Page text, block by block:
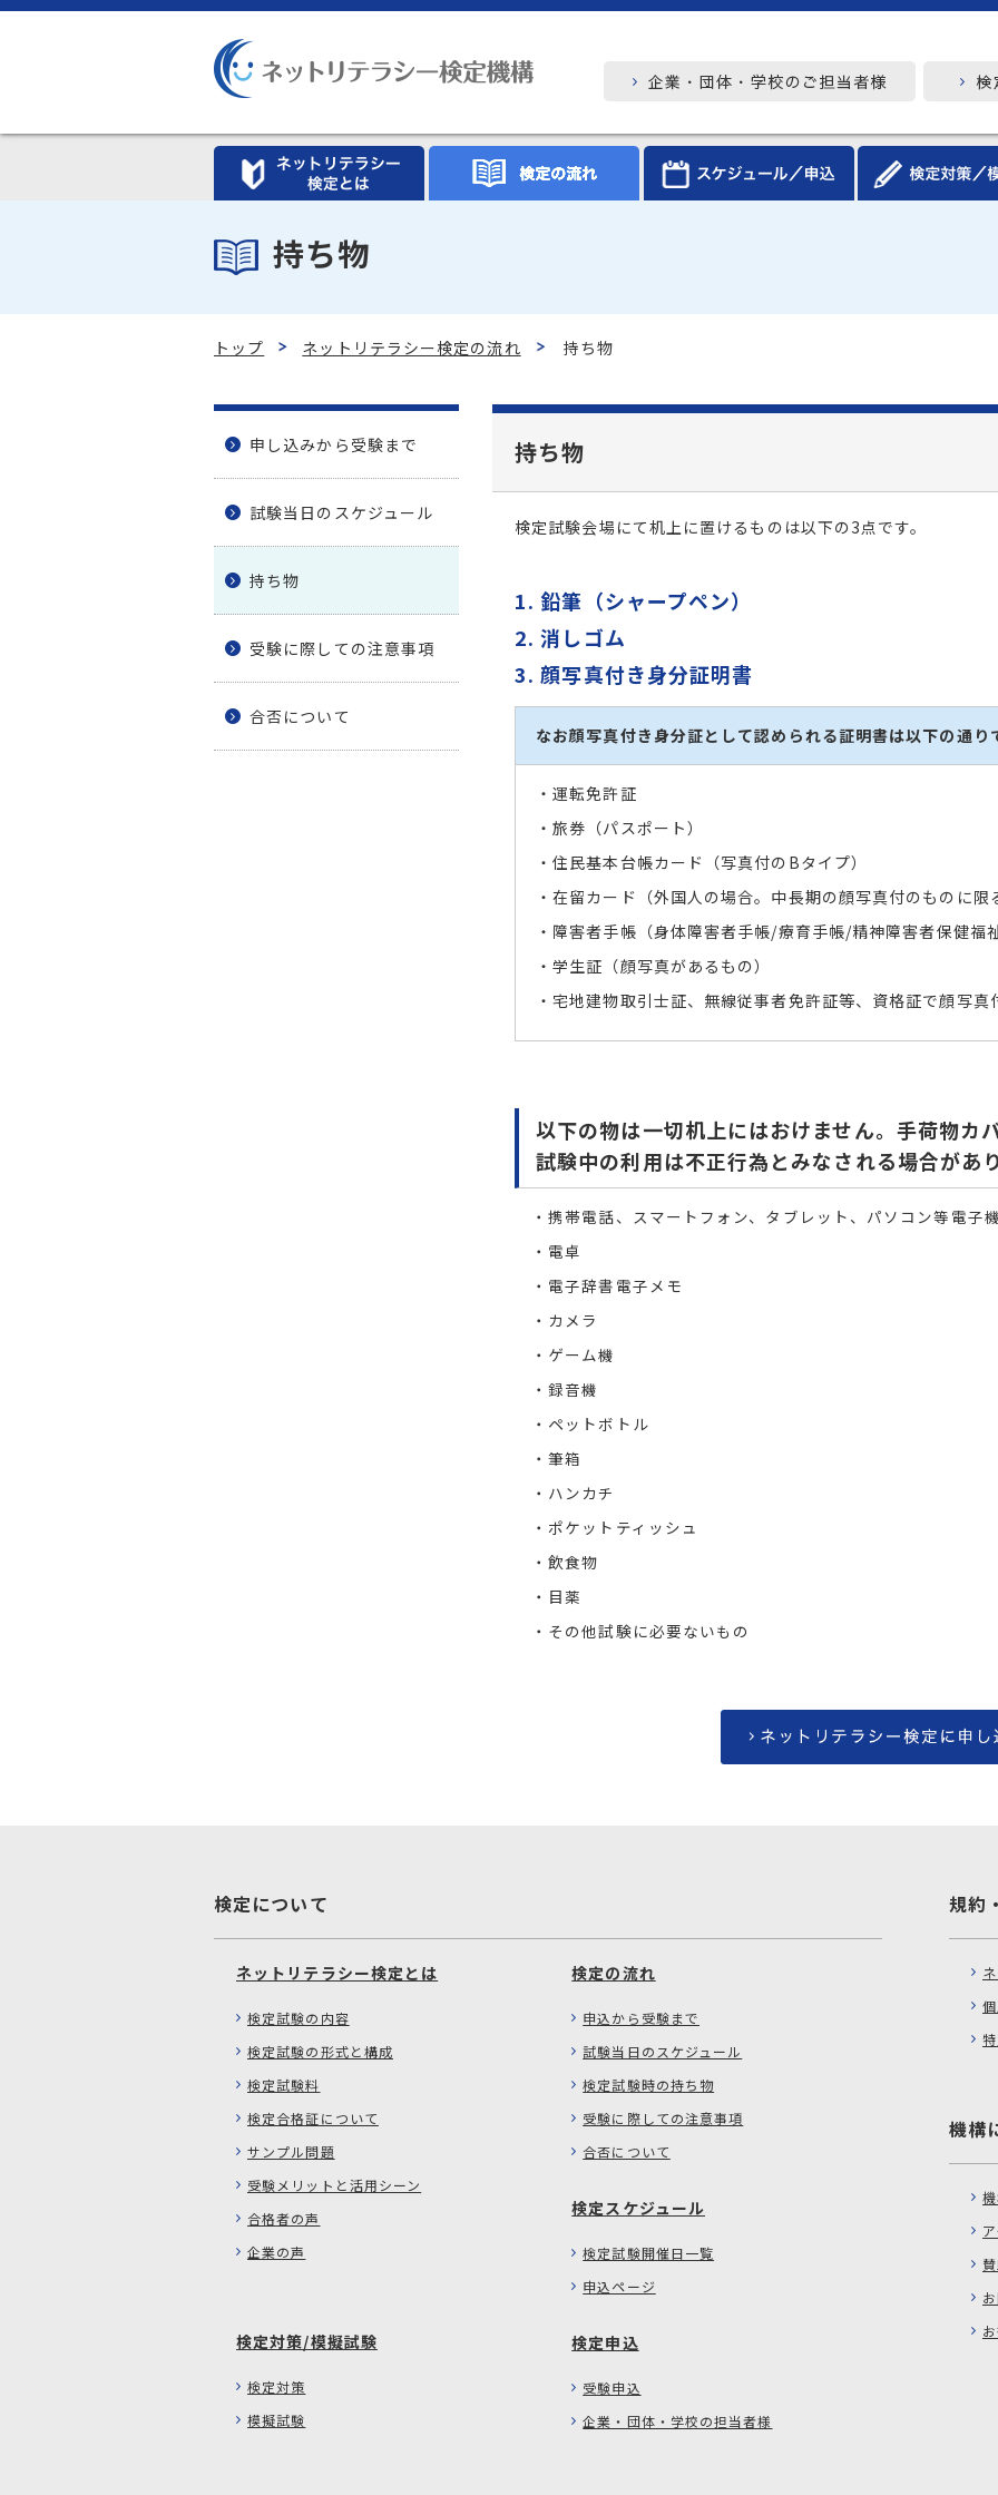
持ち物
トップ ネットリテラシー検定の流れ 持ち物
申し込みから受験まで
試験当日のスケジュール
持ち物
受験に際しての注意事項
合否について
持ち物
検定試験会場にて机上に置けるものは以下の3点です。
1. 鉛筆（シャープペン）
2. 消しゴム
3. 顔写真付き身分証明書
なお顔写真付き身分証として認められる証明書は以下の通り
・運転免許証
・旅券（パスポート）
・住民基本台帳カード（写真付のBタイプ）
・在留カード（外国人の場合。中長期の顔写真付のものに限
・障害者手帳（身体障害者手帳/療育手帳/精神障害者保健福
・学生証（顔写真があるもの）
・宅地建物取引士証、無線従事者免許証等、資格証で顔写真
以下の物は一切机上にはおけません。手荷物カ
試験中の利用は不正行為とみなされる場合があり
・携帯電話、スマートフォン、タブレット、パソコン等電子
・電卓
・電子辞書電子メモ
・カメラ
・ゲーム機
・録音機
・ペットボトル
・筆箱
・ハンカチ
・ポケットティッシュ
・飲食物
・目薬
・その他試験に必要ないもの
検定について
ネットリテラシー検定とは
検定試験の内容
検定試験の形式と構成
検定試験料
検定合格証について
サンプル問題
受験メリットと活用シーン
合格者の声
企業の声
検定対策/模擬試験
検定対策
模擬試験
検定の流れ
申込から受験まで
試験当日のスケジュール
検定試験時の持ち物
受験に際しての注意事項
合否について
検定スケジュール
検定試験開催日一覧
申込ページ
検定申込
受験申込
企業・団体・学校の担当者様
規約
機構